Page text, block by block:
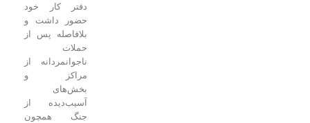
دفتر کار خود
حضور داشت و
بلافاصله پس از
ناجوانمردانه از
مراکز و
آسیب‌دیده از
جنگ همچون